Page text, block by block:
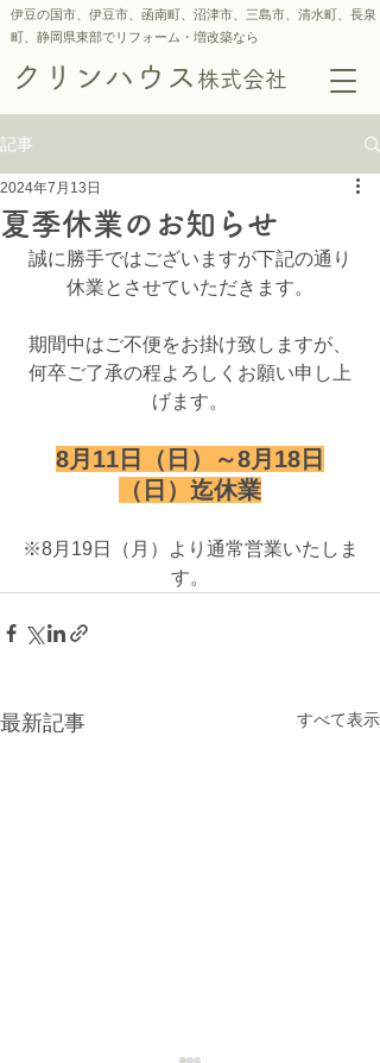
伊豆の国市、伊豆市、函南町、沼津市、三島市、 清水町、 長泉
町、静岡県東部でリフォーム・増改築なら
クリンハウス 株式会社
記事
夏季休業のお知らせ
2024年7月13日
誠に勝手ではございますが下記の通り
休業とさせていただきます。
期間中はご不便をお掛け致しますが、
何卒ご了承の程よろしくお願い申し上
げます。
8月11日（日）～8月18日
（日）迄休業
※8月19日（月）より通常営業いたしま
す。
最新記事 すべて表示